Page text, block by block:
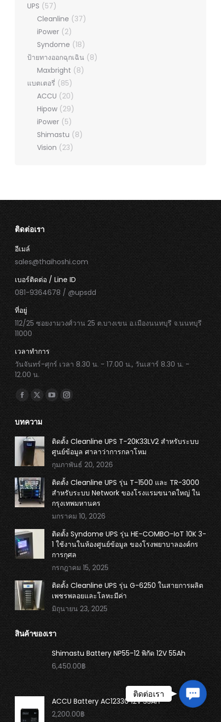
UPS (57)
Cleanline (37)
iPower (2)
Syndome (18)
ป้ายทางออกฉุกเฉิน (8)
Maxbright (8)
แบตเตอรี่ (85)
ACCU (20)
Hipow (29)
iPower (5)
Shimastu (8)
Vision (23)
ติดต่อเรา
อีเมล์
sales@thaihoshi.com
เบอร์ติดต่อ / Line ID
081-9364678 / @upsdd
ที่อยู่
112/25 ซอยงามวงศ์วาน 25 ต.บางเขน อ.เมืองนนทบุรี จ.นนทบุรี
11000
เวลาทำการ
วันจันทร์-ศุกร์ เวลา 8.30 น. - 17.00 น., วันเสาร์ 8.30 น. -
12.00 น.
Find us on:
Facebook
page
opens
in
new
window
X
page
opens
in
new
window
YouTube
page
opens
in
new
window
Instagram
page
opens
in
new
window
บทความ
ติดตั้ง Cleanline UPS T-20K33LV2 สำหรับระบบ
ศูนย์ข้อมูล ศาลาว่าการกลาโหม
กุมภาพันธ์ 20, 2026
ติดตั้ง Cleanline UPS รุ่น T-1500 และ TR-3000
สำหรับระบบ Network ของโรงแรมขนาดใหญ่ ใน
กรุงเทพมหานคร
มกราคม 10, 2026
ติดตั้ง Syndome UPS รุ่น HE-COMBO-IoT 10K 3-
1 ใช้งานในห้องศูนย์ข้อมูล ของโรงพยาบาลองค์กร
การกุศล
กรกฎาคม 15, 2025
ติดตั้ง Cleanline UPS รุ่น G-6250 ในสายการผลิต
เพชรพลอยและโลหะมีค่า
มิถุนายน 23, 2025
สินค้าของเรา
Shimastu Battery NP55-12 พิกัด 12V 55Ah
6,450.00฿
ACCU Battery AC12330 12V 33Ah
2,200.00฿
Contact
Us
ติดต่อเรา